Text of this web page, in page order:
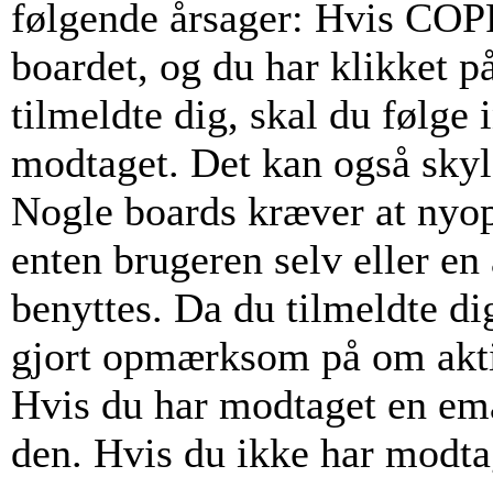
følgende årsager: Hvis
boardet, og du har klikket
tilmeldte dig, skal du følge
modtaget. Det kan også
Nogle boards kræver at
enten brugeren selv eller
benyttes. Da du tilmeldte
gjort opmærksom på om
Hvis du har modtaget en
den. Hvis du ikke har